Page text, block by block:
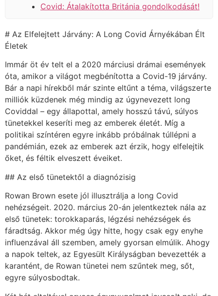
Covid: Átalakította Británia gondolkodását!
# Az Elfelejtett Járvány: A Long Covid Árnyékában Élt
Életek
Immár öt év telt el a 2020 márciusi drámai események
óta, amikor a világot megbénította a Covid-19 járvány.
Bár a napi hírekből már szinte eltűnt a téma, világszerte
milliók küzdenek még mindig az úgynevezett long
Coviddal – egy állapottal, amely hosszú távú, súlyos
tünetekkel keseríti meg az emberek életét. Míg a
politikai színtéren egyre inkább próbálnak túllépni a
pandémián, ezek az emberek azt érzik, hogy elfelejtik
őket, és féltik elveszett éveiket.
## Az első tünetektől a diagnózisig
Rowan Brown esete jól illusztrálja a long Covid
nehézségeit. 2020. március 20-án jelentkeztek nála az
első tünetek: torokkaparás, légzési nehézségek és
fáradtság. Akkor még úgy hitte, hogy csak egy enyhe
influenzával áll szemben, amely gyorsan elmúlik. Ahogy
a napok teltek, az Egyesült Királyságban bevezették a
karantént, de Rowan tünetei nem szűntek meg, sőt,
egyre súlyosbodtak.